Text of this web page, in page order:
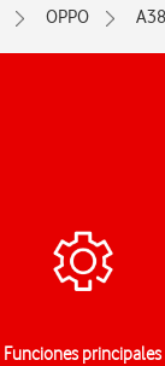
OPPO A38
Funciones principales